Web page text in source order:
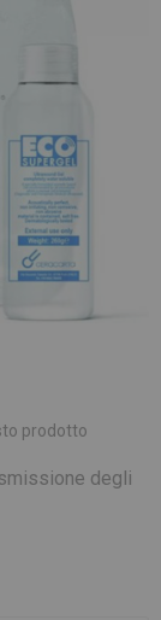
prodotto
degli